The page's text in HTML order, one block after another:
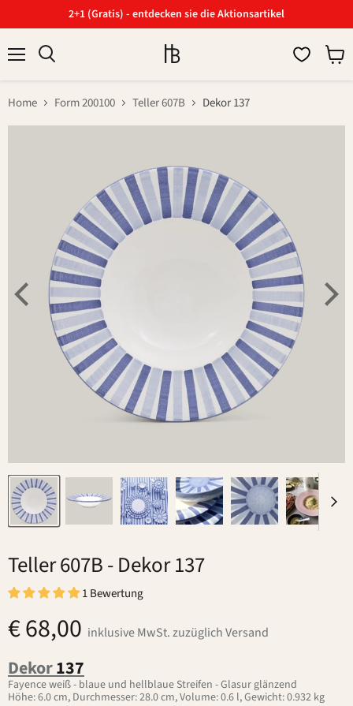
2+1 (Gratis) - entdecken sie die Aktionsartikel
Home Form 200100 Teller 607B Dekor 137
Teller 607B- Dekor 137
1 Bewertung
€ 68,00 inklusive MwSt. zuzüglich Versand
Dekor137
Fayence weiß - blaue und hellblaue Streifen - Glasur glänzend
Höhe: 6.0 cm, Durchmesser: 28.0 cm, Volume: 0.6 l, Gewicht: 0.932 kg